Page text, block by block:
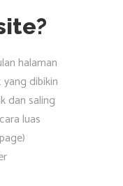
halaman
dibikin
dan saling
luas